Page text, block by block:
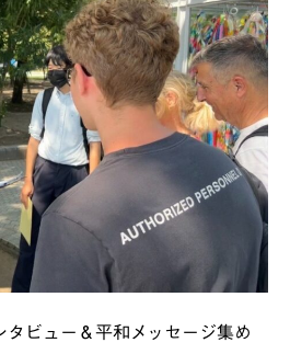
ビュー＆平和メッセージ集め